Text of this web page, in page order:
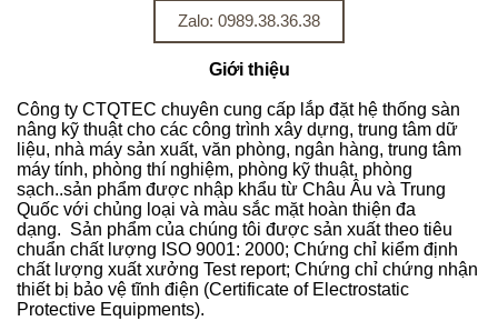
Zalo: 0989.38.36.38
Giới thiệu
Công ty CTQTEC chuyên cung cấp lắp đặt hệ thống sàn
nâng kỹ thuật cho các công trình xây dựng, trung tâm dữ
liệu, nhà máy sản xuất, văn phòng, ngân hàng, trung tâm
máy tính, phòng thí nghiệm, phòng kỹ thuật, phòng
sạch..sản phẩm được nhập khẩu từ Châu Âu và Trung
Quốc với chủng loại và màu sắc mặt hoàn thiện đa
dạng. Sản phẩm của chúng tôi được sản xuất theo tiêu
chuẩn chất lượng ISO 9001: 2000; Chứng chỉ kiểm định
chất lượng xuất xưởng Test report; Chứng chỉ chứng nhận
thiết bị bảo vệ tĩnh điện (Certificate of Electrostatic
Protective Equipments).